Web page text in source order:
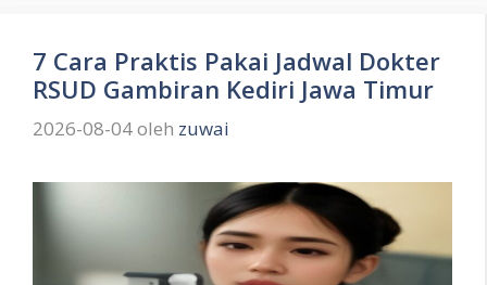
7 Cara Praktis Pakai Jadwal Dokter
RSUD Gambiran Kediri Jawa Timur
2026-08-04oleh zuwai